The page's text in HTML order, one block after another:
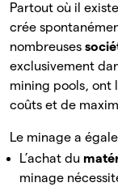
Partout où il
crée
nombreuses
exclusivement
mining pools, ont
coûts et de
Le minage a
L’achat du
minage